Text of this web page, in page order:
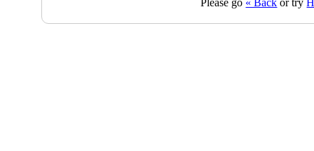
Please go « Back or try